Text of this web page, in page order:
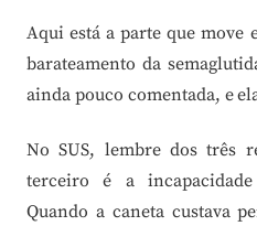
Aqui está a parte que move
barateamento da
ainda pouco comentada, e
No SUS, lembre dos três
terceiro é a
Quando a caneta custava